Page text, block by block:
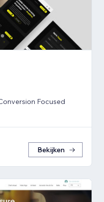
Focused
Bekijken